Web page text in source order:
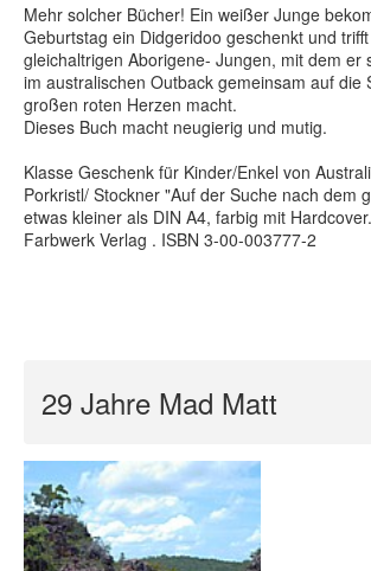
Mehr solcher Bücher! Ein weißer Junge
Geburtstag ein Didgeridoo geschenkt und
gleichaltrigen Aborigene- Jungen, mit dem er
im australischen Outback gemeinsam auf die
großen roten Herzen macht.
Dieses Buch macht neugierig und mutig.
Klasse Geschenk für Kinder/Enkel von
Porkristl/ Stockner "Auf der Suche nach dem
etwas kleiner als DIN A4, farbig mit Hardcover.
Farbwerk Verlag . ISBN 3-00-003777-2
29 Jahre Mad Matt